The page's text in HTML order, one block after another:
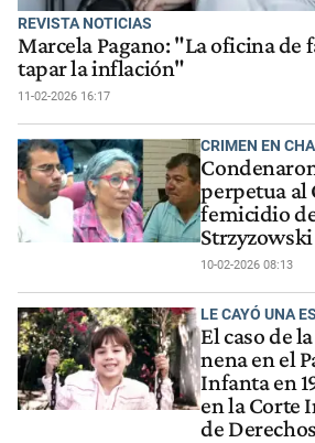
REVISTA NOTICIAS
Marcela Pagano: "La oficina de
tapar la inflación"
11-02-2026 16:17
CRIMEN EN
perpetua al
femicidio
Strzyzowski
10-02-2026 08:13
LE CAYÓ UNA
El caso de
nena en el
Infanta en
en la Corte
de